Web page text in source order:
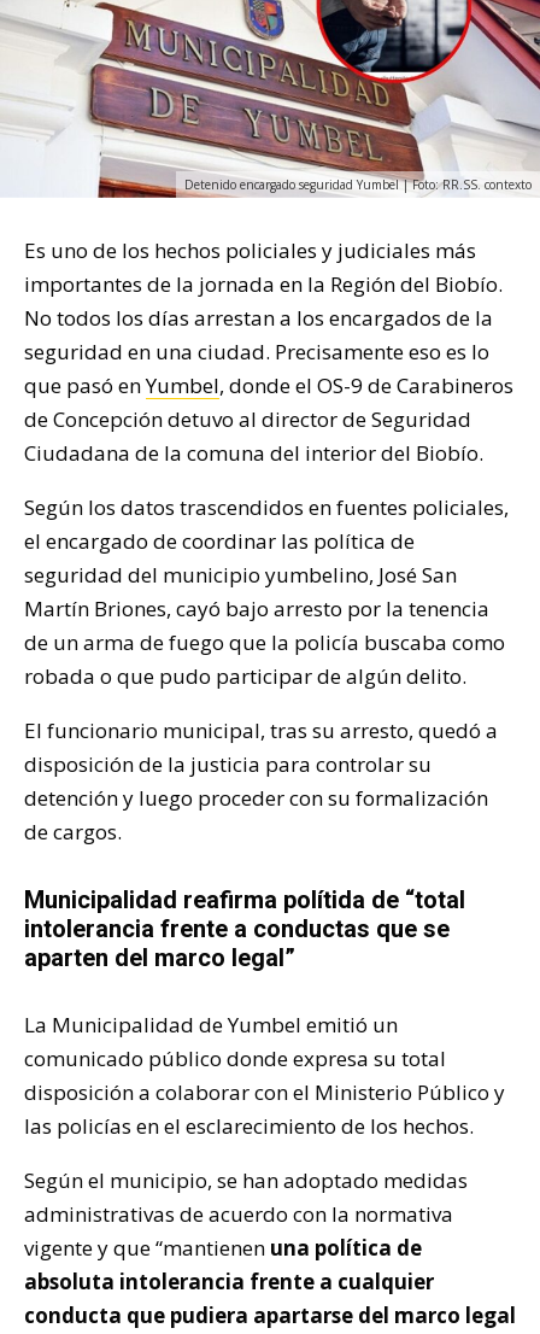
Detenido encargado seguridad Yumbel | Foto: RR.SS. contexto
Es uno de los hechos policiales y judiciales más
importantes de la jornada en la Región del Biobío.
No todos los días arrestan a los encargados de la
seguridad en una ciudad. Precisamente eso es lo
que pasó enYumbel, donde el OS-9 de Carabineros
de Concepción detuvo al director de Seguridad
Ciudadana de la comuna del interior del Biobío.
Según los datos trascendidos en fuentes policiales,
el encargado de coordinar las política de
seguridad del municipio yumbelino, José San
Martín Briones, cayó bajo arresto por la tenencia
de un arma de fuego que la policía buscaba como
robada o que pudo participar de algún delito.
El funcionario municipal, tras su arresto, quedó a
disposición de la justicia para controlar su
detención y luego proceder con su formalización
de cargos.
Municipalidad reafirma polítida de “total
intolerancia frente a conductas que se
aparten del marco legal”
La Municipalidad de Yumbel emitió un
comunicado público donde expresa su total
disposición a colaborar con el Ministerio Público y
las policías en el esclarecimiento de los hechos.
Según el municipio, se han adoptado medidas
administrativas de acuerdo con la normativa
vigente y que “mantienen una política de
absoluta intolerancia frente a cualquier
conducta que pudiera apartarse del marco legal